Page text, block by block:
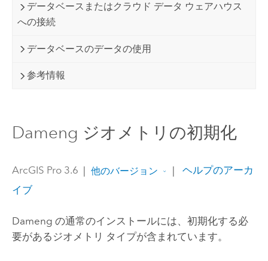
データベースまたはクラウド データ ウェアハウス
への接続
データベースのデータの使用
参考情報
Dameng ジオメトリの初期化
ArcGIS Pro 3.6 | 他のバージョン |
ヘルプのアーカ
イブ
Dameng の通常のインストールには、初期化する必
要があるジオメトリ タイプが含まれています。